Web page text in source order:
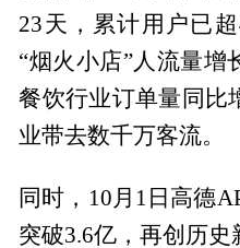
23天，累计用户已
“烟火小店”人流量增
餐饮行业订单量同比
业带去数千万客流。
同时，10月1日高德
突破3.6亿，再创历史